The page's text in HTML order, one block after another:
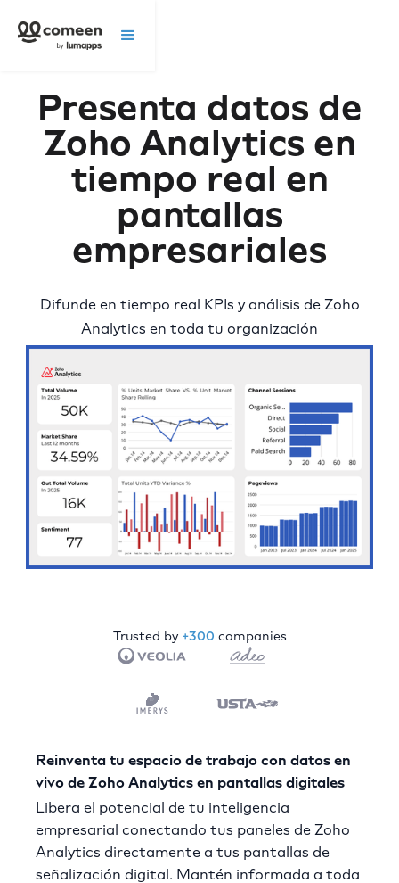
Presenta datos de
Zoho Analytics en
tiempo real en
pantallas
empresariales
Difunde en tiempo real KPIs y análisis de Zoho
Analytics en toda tu organización
Trusted by +300 companies
Reinventa tu espacio de trabajo con datos en
vivo de Zoho Analytics en pantallas digitales
Libera el potencial de tu inteligencia
empresarial conectando tus paneles de Zoho
Analytics directamente a tus pantallas de
señalización digital. Mantén informada a toda